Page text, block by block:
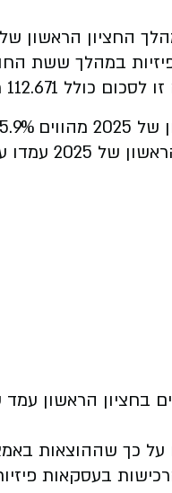
במהלך ששת
מיליארד שקלים.
כך שההוצאות
בעסקאות